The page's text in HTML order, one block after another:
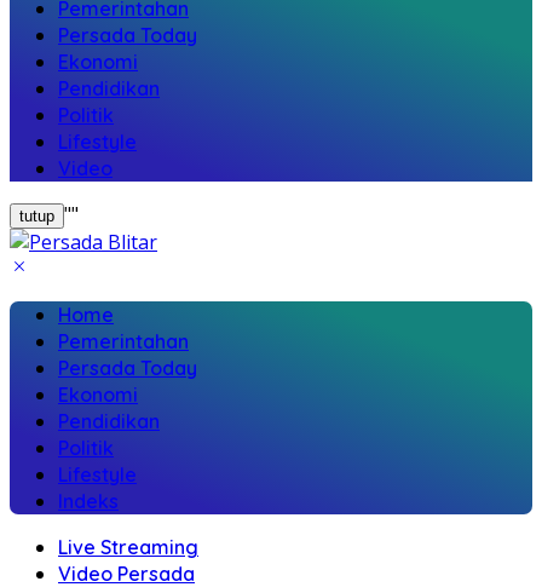
Pemerintahan
Persada Today
Ekonomi
Pendidikan
Politik
Lifestyle
Video
tutup ""
Home
Pemerintahan
Persada Today
Ekonomi
Pendidikan
Politik
Lifestyle
Indeks
Live Streaming
Video Persada